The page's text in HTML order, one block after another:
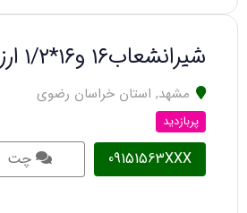
شیرانشعاب۱۶ و۱۶*۱/۲ ارزان
مشهد, استان خراسان رضوی
پربازدید
09151563XXX چت